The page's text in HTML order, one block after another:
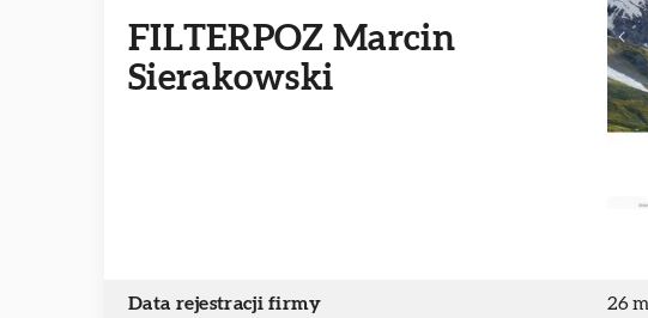
FILTERPOZ Marcin
Sierakowski
Data rejestracji firmy 26